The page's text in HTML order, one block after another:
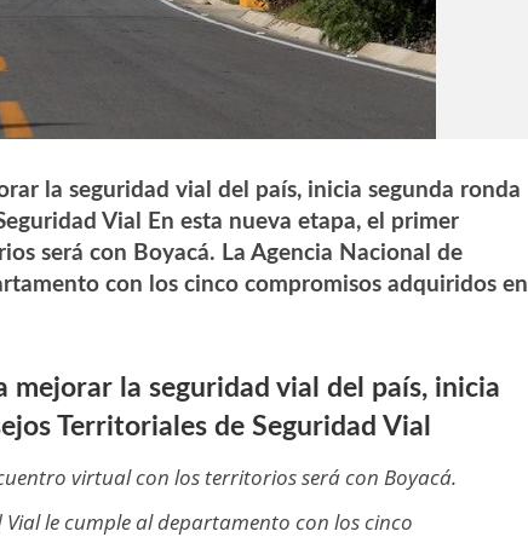
la seguridad vial del país, inicia segunda ronda
Vial En esta nueva etapa, el primer
será con Boyacá. La Agencia Nacional de
con los cinco compromisos adquiridos en
mejorar la seguridad vial del país, inicia
Territoriales de Seguridad Vial
virtual con los territorios será con Boyacá.
le cumple al departamento con los cinco